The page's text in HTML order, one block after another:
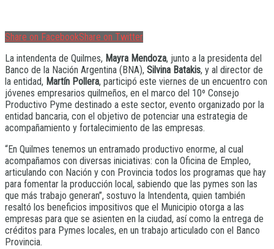
Share on FacebookShare on Twitter
La intendenta de Quilmes, Mayra Mendoza, junto a la presidenta del
Banco de la Nación Argentina (BNA), Silvina Batakis, y al director de
la entidad, Martín Pollera, participó este viernes de un encuentro con
jóvenes empresarios quilmeños, en el marco del 10º Consejo
Productivo Pyme destinado a este sector, evento organizado por la
entidad bancaria, con el objetivo de potenciar una estrategia de
acompañamiento y fortalecimiento de las empresas.
“En Quilmes tenemos un entramado productivo enorme, al cual
acompañamos con diversas iniciativas: con la Oficina de Empleo,
articulando con Nación y con Provincia todos los programas que hay
para fomentar la producción local, sabiendo que las pymes son las
que más trabajo generan”, sostuvo la Intendenta, quien también
resaltó los beneficios impositivos que el Municipio otorga a las
empresas para que se asienten en la ciudad, así como la entrega de
créditos para Pymes locales, en un trabajo articulado con el Banco
Provincia.